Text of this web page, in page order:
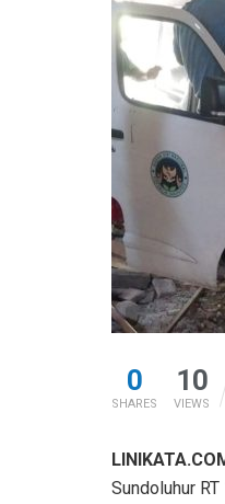
0
SHARES
10
VIEWS
Sundoluhur